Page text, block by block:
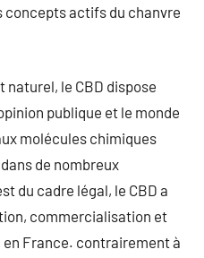
concepts actifs du chanvre
le CBD dispose
publique et le monde
molécules chimiques
de nombreux
du cadre légal, le CBD a
commercialisation et
France. contrairement à